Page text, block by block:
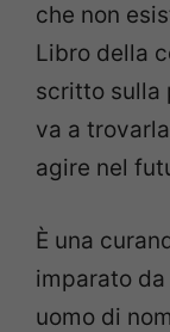
che non
Libro della
scritto sulla
va a
agire nel
È una
imparato da
uomo di